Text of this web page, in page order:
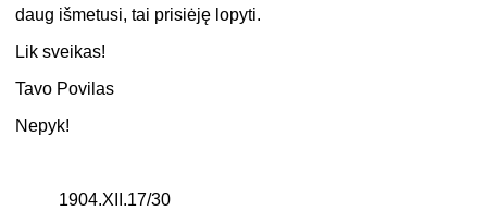
daug išmetusi, tai prisiėję lopyti.
Lik sveikas!
Tavo Povilas
Nepyk!
1904.XII.17/30